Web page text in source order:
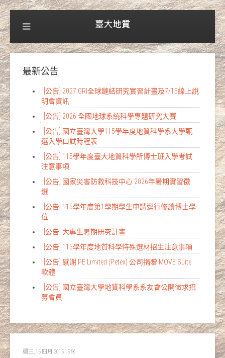
最新公告
[公告] 2027 GRI全球鏈結研究實習計畫及7/15線上說
明會資訊
[公告] 2026 全國地球系統科學專題研究大賽
[公告] 國立臺灣大學115學年度地質科學系大學甄
選入學口試時程表
[公告] 115學年度臺大地質科學所博士班入學考試
注意事項
[公告] 國家災害防救科技中心 2026年暑期實習徵
選
[公告] 115學年度第1學期學生申請逕行修讀博士學
位
[公告] 大專生暑期研究計畫
[公告] 115學年度地質科學特殊選材招生注意事項
[公告] 感謝 PE Limited (Petex) 公司捐贈 MOVE Suite
軟體
[公告] 國立臺灣大學地質科學系系友會公開徵求招
募會員
週三, 15 四月 2015 15:56